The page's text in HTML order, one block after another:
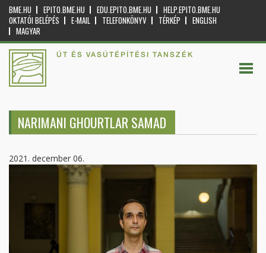
BME.HU EPITO.BME.HU EDU.EPITO.BME.HU
HELP.EPITO.BME.HU
OKTATÓI BELÉPÉS
E-MAIL TELEFONKÖNYV TÉRKÉP
ENGLISH
MAGYAR
ÚT ÉS VASÚTÉPÍTÉSI TANSZÉK
NARIMANI GHOURTLAR SAMAD
2021. december 06.